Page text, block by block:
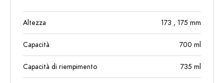
Altezza 173 , 175 mm
Capacità 700 ml
Capacità di riempimento 735 ml